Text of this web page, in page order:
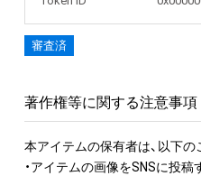
審査済
著作権等に関する注意事項
本アイテムの保有者は、以下の
・アイテムの画像をSNSに投稿